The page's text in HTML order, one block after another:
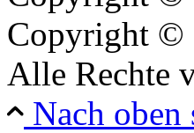
Copyright ©
Alle Rechte
Nach oben